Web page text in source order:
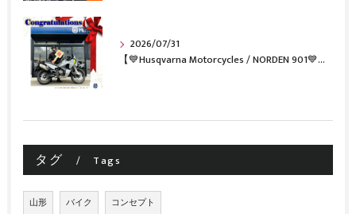
2026/07/31
【💙Husqvarna Motorcycles / NORDEN 901💙】 ご納車おめでとうございます🎉✨
タグ Tags
山形 バイク コンセプト